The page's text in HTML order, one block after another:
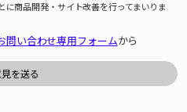
に商品開発・サイト改善を行ってまいりま
問い合わせ専用フォームから